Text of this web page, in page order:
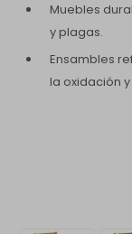
Muebles
y plagas.
Ensambles
la oxidación